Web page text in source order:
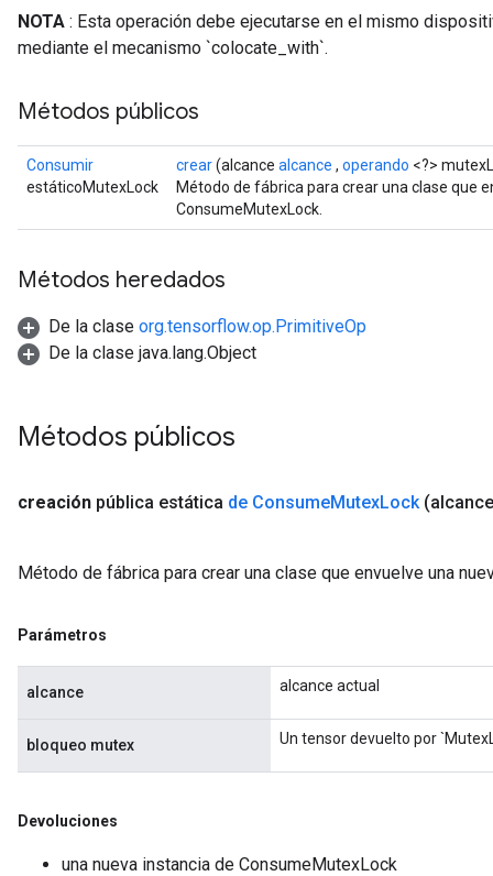
NOTA : Esta operación debe ejecutarse en el mismo
mediante el mecanismo `colocate_with`.
Métodos públicos
Consumir
estáticoMutexLock
crear(alcance alcance , operando <?>
Método de fábrica para crear una clase que
ConsumeMutexLock.
Métodos heredados
De la clase org.tensorflow.op.PrimitiveOp
De la clase java.lang.Object
Métodos públicos
creación pública estática de ConsumeMutexLock
Método de fábrica para crear una clase que envuelve una
Parámetros
alcance alcance actual
bloqueo mutex Un tensor devuelto por
Devoluciones
una nueva instancia de ConsumeMutexLock